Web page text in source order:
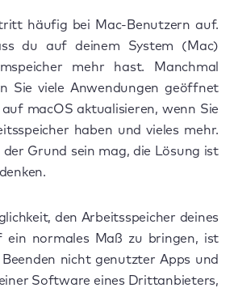
häufig bei Mac-Benutzern auf.
du auf deinem System (Mac)
mehr hast. Manchmal
Sie viele Anwendungen geöffnet
macOS aktualisieren, wenn Sie
haben und vieles mehr.
Grund sein mag, die Lösung ist
den Arbeitsspeicher deines
ein normales Maß zu bringen, ist
nicht genutzter Apps und
Software eines Drittanbieters,